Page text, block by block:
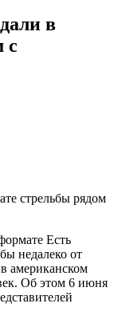
в
с
Есть
недалеко от
американском
Об этом 6 июня